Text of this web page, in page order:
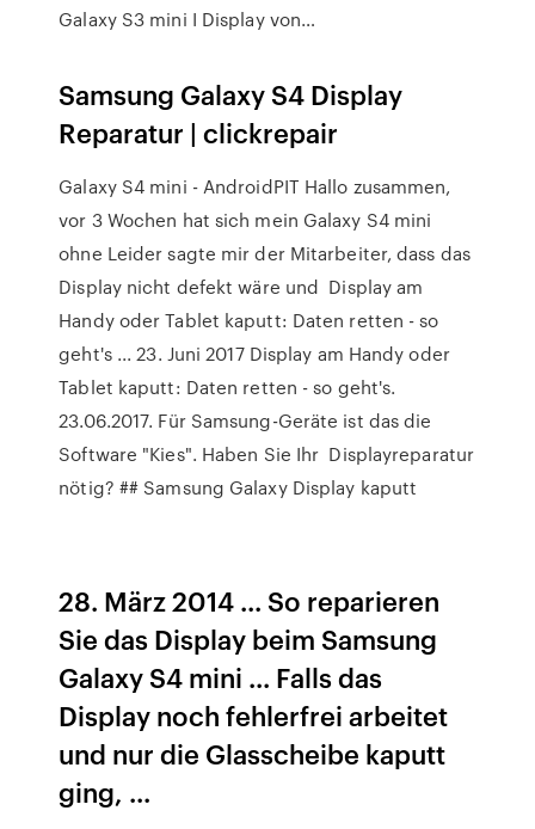
Galaxy S3 mini I Display von…
Samsung Galaxy S4 Display
Reparatur | clickrepair
Galaxy S4 mini - AndroidPIT Hallo zusammen,
vor 3 Wochen hat sich mein Galaxy S4 mini
ohne Leider sagte mir der Mitarbeiter, dass das
Display nicht defekt wäre und Display am
Handy oder Tablet kaputt: Daten retten - so
geht's ... 23. Juni 2017 Display am Handy oder
Tablet kaputt: Daten retten - so geht's.
23.06.2017. Für Samsung-Geräte ist das die
Software "Kies". Haben Sie Ihr Displayreparatur
nötig? ## Samsung Galaxy Display kaputt
28. März 2014 ... So reparieren
Sie das Display beim Samsung
Galaxy S4 mini ... Falls das
Display noch fehlerfrei arbeitet
und nur die Glasscheibe kaputt
ging, ...